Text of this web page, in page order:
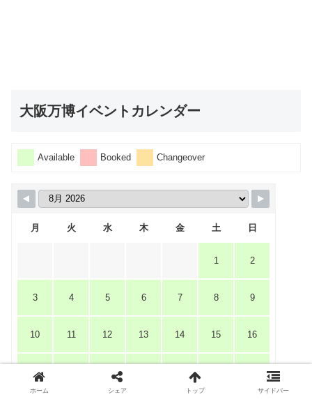
大阪万博イベントカレンダー
Available Booked Changeover
月 火 水 木 金 土 日
1 2
3 4 5 6 7 8 9
10 11 12 13 14 15 16
17
ホーム シェア トップ サイドバー